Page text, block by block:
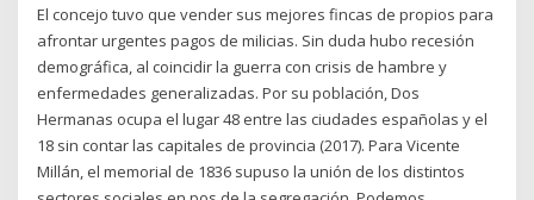
El concejo tuvo que vender sus mejores fincas de propios para
afrontar urgentes pagos de milicias. Sin duda hubo recesión
demográfica, al coincidir la guerra con crisis de hambre y
enfermedades generalizadas. Por su población, Dos
Hermanas ocupa el lugar 48 entre las ciudades españolas y el
18 sin contar las capitales de provincia (2017). Para Vicente
Millán, el memorial de 1836 supuso la unión de los distintos